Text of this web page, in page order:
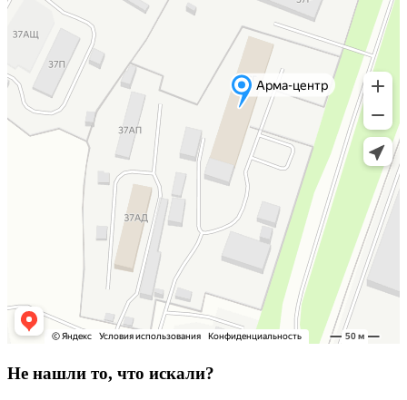
Не нашли то, что искали?